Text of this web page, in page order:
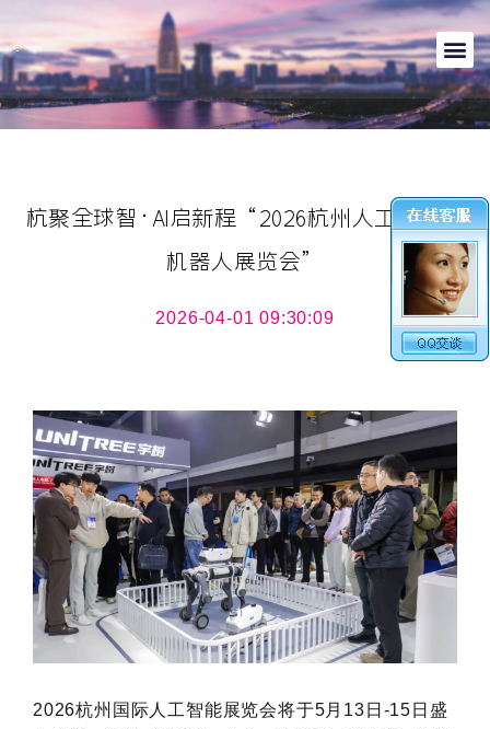
杭聚全球智·AI启新程“2026杭州人工智能与
机器人展览会”
2026-04-01 09:30:09
2026杭州国际人工智能展览会将于5月13日-15日盛